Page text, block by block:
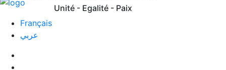
Unité - Egalité - Paix
Français
عربي